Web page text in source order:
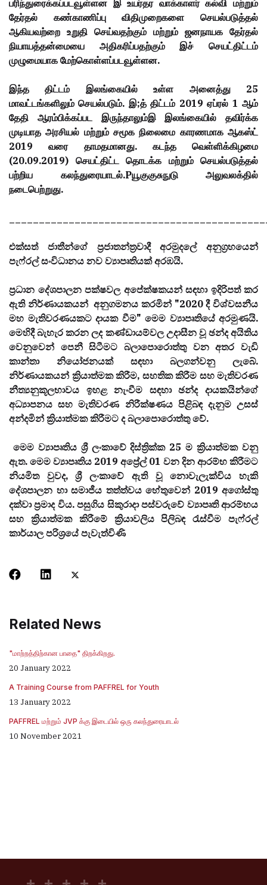
பரிந்துரைக்கப்படவூள்ளன இ உயர்தர வாக்காளர் கல்வி மற்றும்
தேர்தல் கண்காணிப்பு விதிமுறைகளை செயல்படுத்தல்
ஆகியவற்றை உறுதி செய்வதற்கும் மற்றும் ஜனநாயக தேர்தல்
நியாயத்தன்மையை அதிகரிப்பதற்கும் இச் செயட்திட்டம்
முழுமையாக மேற்கொள்ளப்படவூள்ளன.
இந்த திட்டம் இலங்கையில் உள்ள அனைத்து 25
மாவட்டங்களிலும் செயல்படும். இ;த் திட்டம் 2019 ஏப்ரல் 1 ஆம்
தேதி ஆரம்பிக்கப்பட இருந்தாலும்இ இலங்கையில் தவிர்க்க
முடியாத அரசியல் மற்றும் சமூக நிலைமை காரணமாக ஆகஸ்ட்
2019 வரை தாமதமானது. கடந்த வெள்ளிக்கிழமை
(20.09.2019) செயட்திட்ட தொடக்க மற்றும் செயல்படுத்தல்
பற்றிய கலந்துரையாடல்.Pயூகுகுசுநுடு அலுவலக்தில்
நடைபெற்றுது.
එක්සත් ජාතීන්ගේ ප්‍රජාතන්ත්‍රවාදී අරමුදලේ අනුග්‍රහයෙන්
පැෆ්රල් සංවිධානය නව ව්‍යාපෘතියක් අරඹයි.
ප්‍රධාන දේශපාලන පක්ෂවල අපේක්ෂකයන් සඳහා ඉදිරිපත් කර
ඇති නිර්ණායකයන් අනුගමනය කරමින් "2020 දී විශ්වසනීය
මහ මැතිවරණයකට දායක වීම" මෙම ව්‍යාපෘතියේ අරමුණයි.
මෙහිදී බැහැර කරන ලද කණ්ඩායම්වල උදාසීන වූ ඡන්ද අයිතිය
වෙනුවෙන් පෙනී සිටීමට බලාපොරොත්තු වන අතර වැඩි
කාන්තා නියෝජනයක් සඳහා බලගන්වනු ලැබේ.
නිර්ණායකයන් ක්‍රියාත්මක කිරීම, සහතික කිරීම සහ මැතිවරණ
නීත්‍යනුකූලභාවය ඉහළ නැංවීම සඳහා ඡන්ද දායකයින්ගේ
අධ්‍යාපනය සහ මැතිවරණ නිරීක්ෂණය පිළිබඳ දැනුම උසස්
අන්දමින් ක්‍රියාත්මක කිරීමට ද බලාපොරොත්තු වේ.
මෙම ව්‍යාපෘතිය ශ්‍රී ලංකාවේ දිස්ත්‍රික්ක 25 ම ක්‍රියාත්මක වනු
ඇත. මෙම ව්‍යාපෘතිය 2019 අප්‍රේල් 01 වන දින ආරම්භ කිරීමට
නියමිත වුවද, ශ්‍රී ලංකාවේ ඇති වූ නොවැලැක්විය හැකි
දේශපාලන හා සමාජීය තත්ත්වය හේතුවෙන් 2019 අගෝස්තු
දක්වා ප්‍රමාද විය. පසුගිය සිකුරාදා පස්වරුවේ ව්‍යාපෘති ආරම්භය
සහ ක්‍රියාත්මක කිරීමේ ක්‍රියාවලිය පිලිබඳ රැස්වීම පැෆ්රල්
කාර්යාල පරිශ්‍රයේ පැවැත්විණි
Related News
"மாற்றத்திற்கான பாதை" திறக்கிறது.
20 January 2022
A Training Course from PAFFREL for Youth
13 January 2022
PAFFREL மற்றும் JVP க்கு இடையில் ஒரு கலந்துரையாடல்
10 November 2021